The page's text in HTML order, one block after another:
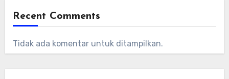
Recent Comments
Tidak ada komentar untuk ditampilkan.